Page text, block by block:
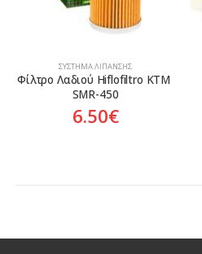
ΣΎΣΤΗΜΑ ΛΊΠΑΝΣΗΣ
Φίλτρο Λαδιού Hiflofiltro KTM
SMR-450
6.50€